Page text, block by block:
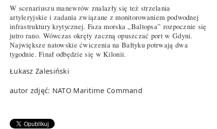
W scenariuszu manewrów znalazły się też strzelania
artyleryjskie i zadania związane z monitorowaniem podwodnej
infrastruktury krytycznej. Faza morska „Baltopsa” rozpocznie się
jutro rano. Wówczas okręty zaczną opuszczać port w Gdyni.
Największe natowskie ćwiczenia na Bałtyku potrwają dwa
tygodnie. Finał odbędzie się w Kilonii.
Łukasz Zalesiński
autor zdjęć: NATO Maritime Command